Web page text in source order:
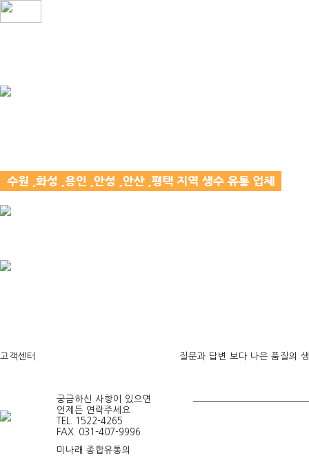
고객센터
궁금하신 사항이 있으면
언제든 연락주세요.
TEL.
1522-4265
FAX.
031-407-9996
미나래 종합유통의
질문과 답변 보다 나은 품질의